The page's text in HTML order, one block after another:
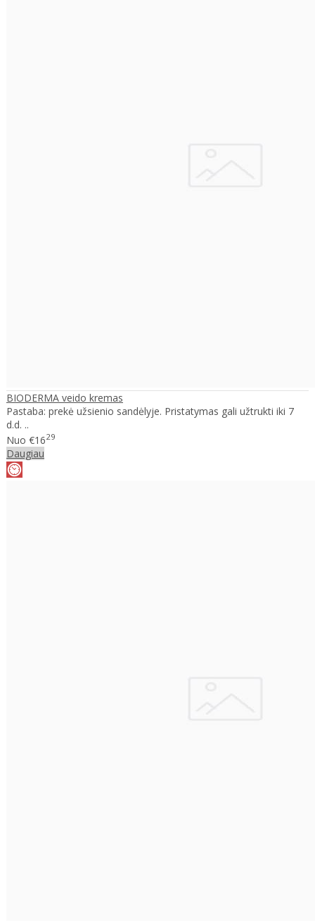
BIODERMA veido kremas
Pastaba: prekė užsienio sandėlyje. Pristatymas gali užtrukti iki 7
d.d. ..
Nuo €1629
Daugiau